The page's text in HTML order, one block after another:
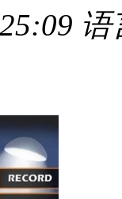
语